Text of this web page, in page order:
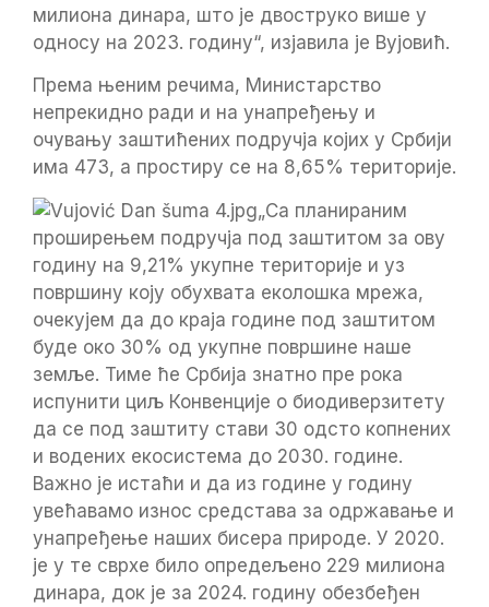
милиона динара, што је двоструко више у
односу на 2023. годину“, изјавила је Вујовић.
Према њеним речима, Министарство
непрекидно ради и на унапређењу и
очувању заштићених подручја којих у Србији
има 473, а простиру се на 8,65% територије.
„Са планираним
проширењем подручја под заштитом за ову
годину на 9,21% укупне територије и уз
површину коју обухвата еколошка мрежа,
очекујем да до краја године под заштитом
буде око 30% од укупне површине наше
земље. Тиме ће Србија знатно пре рока
испунити циљ Конвенције о биодиверзитету
да се под заштиту стави 30 одсто копнених
и водених екосистема до 2030. године.
Важно је истаћи и да из године у годину
увећавамо износ средстава за одржавање и
унапређење наших бисера природе. У 2020.
је у те сврхе било опредељено 229 милиона
динара, док је за 2024. годину обезбеђен